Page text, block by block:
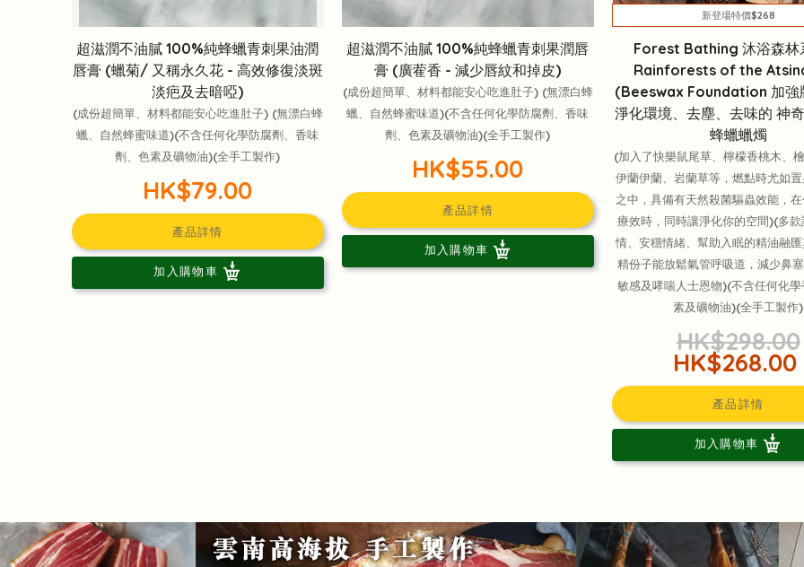
超滋潤不油膩 100%純蜂蠟青刺果油潤
唇膏 (蠟菊/ 又稱永久花 - 高效修復淡斑
淡疤及去暗啞)
(成份超簡單、材料都能安心吃進肚子) (無漂白蜂
蠟、自然蜂蜜味道)(不含任何化學防腐劑、香味
劑、色素及礦物油)(全手工製作)
HK$79.00
產品詳情
加入購物車
超滋潤不油膩 100%純蜂蠟青刺果潤唇
膏 (廣蒮香 - 減少唇紋和掉皮)
(成份超簡單、材料都能安心吃進肚子) (無漂白蜂
蠟、自然蜂蜜味道)(不含任何化學防腐劑、香味
劑、色素及礦物油)(全手工製作)
HK$55.00
產品詳情
加入購物車
新登場特價$268
Forest Bathing 沐浴森林
Rainforests of the
(Beeswax Foundation 加強
淨化環境、去塵、去味的 神
蜂蠟蠟燭
(加入了快樂鼠尾草、檸檬香桃木、
伊蘭伊蘭、岩蘭草等，燃點時尤如
之中，具備有天然殺菌驅蟲效能，
療效時，同時讓淨化你的空間)(多
情、安穩情緒、幫助入眠的精油融
精份子能放鬆氣管呼吸道，減少鼻
敏感及哮喘人士恩物)(不含任何化
素及礦物油)(全手工製作)
HK$298.00
HK$268.00
產品詳情
加入購物車